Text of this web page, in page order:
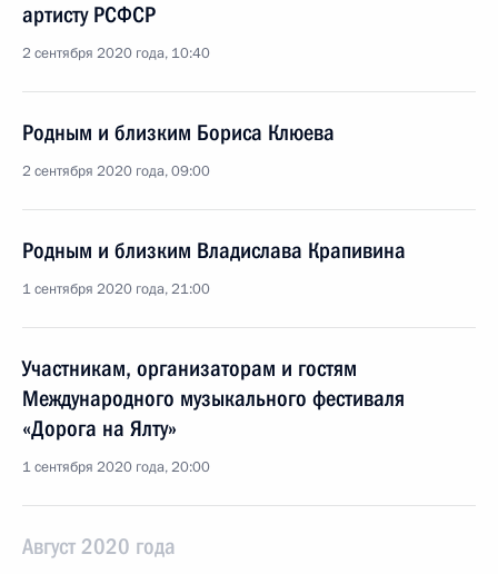
артисту РСФСР
2 сентября 2020 года, 10:40
Родным и близким Бориса Клюева
2 сентября 2020 года, 09:00
Родным и близким Владислава Крапивина
1 сентября 2020 года, 21:00
Участникам, организаторам и гостям
Международного музыкального фестиваля
«Дорога на Ялту»
1 сентября 2020 года, 20:00
Август 2020 года